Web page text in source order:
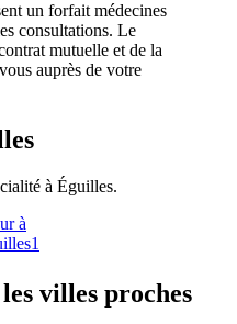
un forfait médecines
consultations. Le
mutuelle et de la
auprès de votre
à Éguilles.
à
1
villes proches